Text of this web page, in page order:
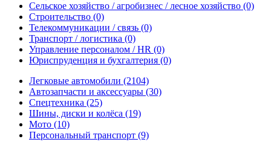
Сельское хозяйство / агробизнес / лесное хозяйство (0)
Строительство (0)
Телекоммуникации / связь (0)
Транспорт / логистика (0)
Управление персоналом / HR (0)
Юриспруденция и бухгалтерия (0)
Легковые автомобили (2104)
Автозапчасти и аксессуары (30)
Спецтехника (25)
Шины, диски и колёса (19)
Мото (10)
Персональный транспорт (9)